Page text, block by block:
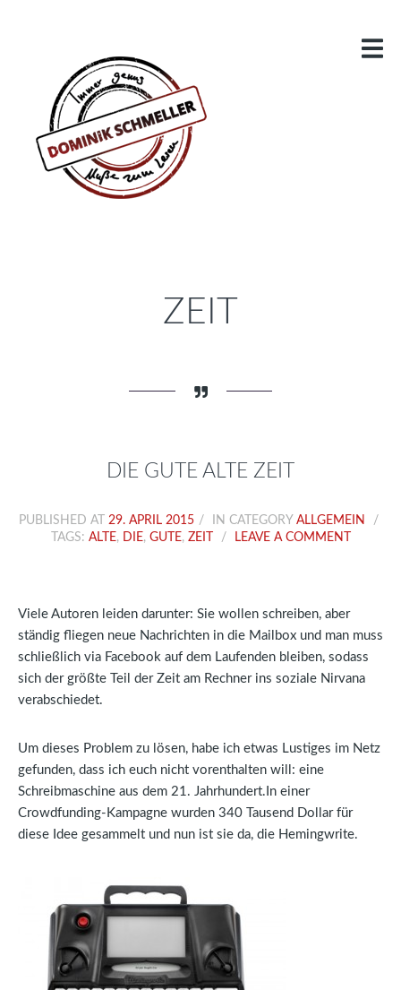
LAMANIA
KONZEPT
STAFFEL: BUNTE HELDEN
VIDEOS
MEINE BUCHBESPRECHUNGEN
ZEIT
DIE GUTE ALTE ZEIT
PUBLISHED AT 29. APRIL 2015 IN CATEGORY ALLGEMEIN
TAGS: ALTE, DIE, GUTE, ZEIT LEAVE A COMMENT
Viele Autoren leiden darunter: Sie wollen schreiben, aber
ständig fliegen neue Nachrichten in die Mailbox und man muss
schließlich via Facebook auf dem Laufenden bleiben, sodass
sich der größte Teil der Zeit am Rechner ins soziale Nirvana
verabschiedet.
Um dieses Problem zu lösen, habe ich etwas Lustiges im Netz
gefunden, dass ich euch nicht vorenthalten will: eine
Schreibmaschine aus dem 21. Jahrhundert.In einer
Crowdfunding-Kampagne wurden 340 Tausend Dollar für
diese Idee gesammelt und nun ist sie da, die Hemingwrite.